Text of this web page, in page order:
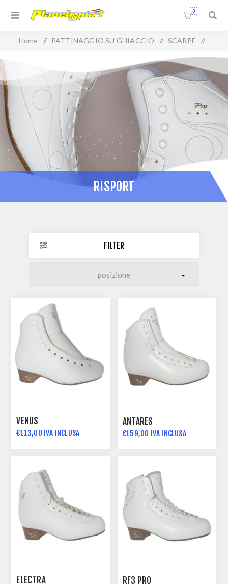
0
Home / PATTINAGGIO SU GHIACCIO / SCARPE /
RISPORT
FILTER
VENUS
€113,00 IVA INCLUSA
ANTARES
€159,00 IVA INCLUSA
ELECTRA RF3 PRO